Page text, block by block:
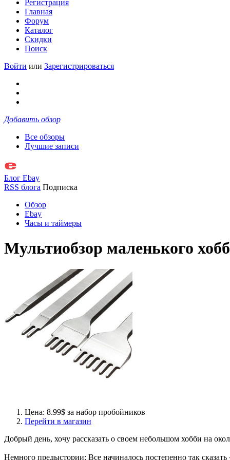
Регистрация
Главная
Форум
Каталог
Скидки
Поиск
Войти или Зарегистрироваться
Добавить обзор
Все обзоры
Лучшие записи
Блог Ebay
RSS блога Подписка
Обзор
Ebay
Часы и таймеры
Мультиобзор маленького
Цена: 8.99$ за набор пробойников
Перейти в магазин
Добрый день, хочу рассказать о своем небольшом хобби на
Немного предыстории: Все начиналось постепенно так